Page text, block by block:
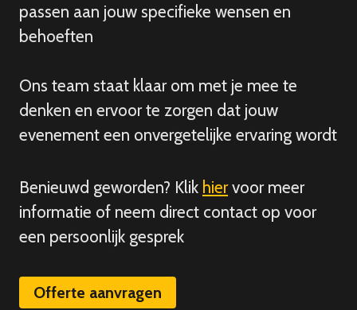
passen aan jouw specifieke wensen en
behoeften
Ons team staat klaar om met je mee te
denken en ervoor te zorgen dat jouw
evenement een onvergetelijke ervaring wordt
Benieuwd geworden? Klik hiervoor meer
informatie of neem direct contact op voor
een persoonlijk gesprek
Offerte aanvragen